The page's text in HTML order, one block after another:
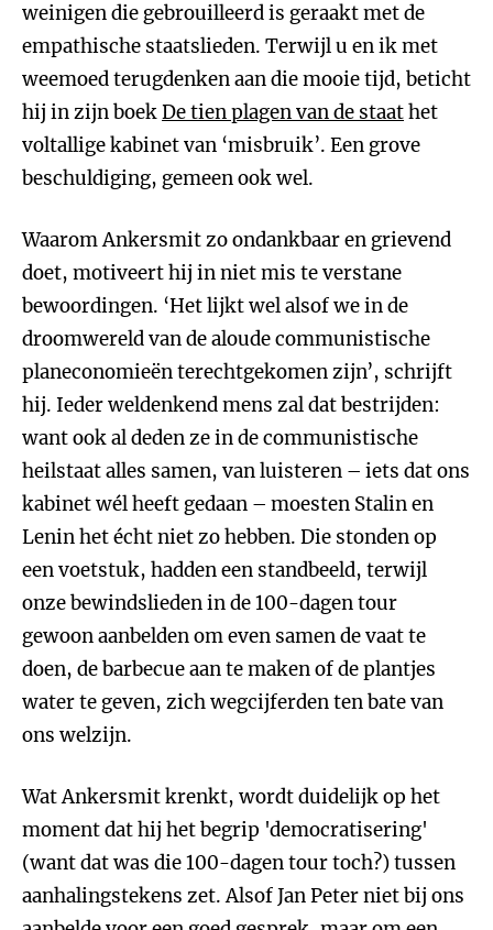
weinigen die gebrouilleerd is geraakt met de
empathische staatslieden. Terwijl u en ik met
weemoed terugdenken aan die mooie tijd, beticht
hij in zijn boekDe tien plagen van de staathet
voltallige kabinet van ‘misbruik’. Een grove
beschuldiging, gemeen ook wel.
Waarom Ankersmit zo ondankbaar en grievend
doet, motiveert hij in niet mis te verstane
bewoordingen. ‘Het lijkt wel alsof we in de
droomwereld van de aloude communistische
planeconomieën terechtgekomen zijn’, schrijft
hij. Ieder weldenkend mens zal dat bestrijden:
want ook al deden ze in de communistische
heilstaat alles samen, van luisteren – iets dat ons
kabinet wél heeft gedaan – moesten Stalin en
Lenin het écht niet zo hebben. Die stonden op
een voetstuk, hadden een standbeeld, terwijl
onze bewindslieden in de 100-dagen tour
gewoon aanbelden om even samen de vaat te
doen, de barbecue aan te maken of de plantjes
water te geven, zich wegcijferden ten bate van
ons welzijn.
Wat Ankersmit krenkt, wordt duidelijk op het
moment dat hij het begrip 'democratisering'
(want dat was die 100-dagen tour toch?) tussen
aanhalingstekens zet. Alsof Jan Peter niet bij ons